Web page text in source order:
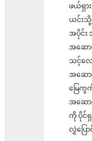
ဖယ်ရှာ
ယင်း
အပိုင်း
အဆော
သင့်လျ
အဆေ
မြေကွ
အဆေ
ကို ပိုင်ရှ
လွှဲပြေ